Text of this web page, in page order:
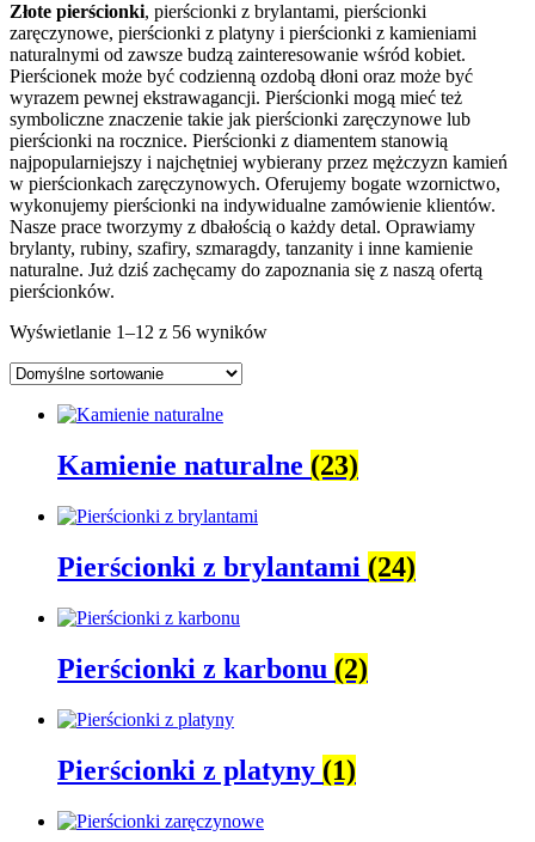
Złote pierścionki, pierścionki z brylantami, pierścionki
zaręczynowe, pierścionki z platyny i pierścionki z kamieniami
naturalnymi od zawsze budzą zainteresowanie wśród kobiet.
Pierścionek może być codzienną ozdobą dłoni oraz może być
wyrazem pewnej ekstrawagancji. Pierścionki mogą mieć też
symboliczne znaczenie takie jak pierścionki zaręczynowe lub
pierścionki na rocznice. Pierścionki z diamentem stanowią
najpopularniejszy i najchętniej wybierany przez mężczyzn kamień
w pierścionkach zaręczynowych. Oferujemy bogate wzornictwo,
wykonujemy pierścionki na indywidualne zamówienie klientów.
Nasze prace tworzymy z dbałością o każdy detal. Oprawiamy
brylanty, rubiny, szafiry, szmaragdy, tanzanity i inne kamienie
naturalne. Już dziś zachęcamy do zapoznania się z naszą ofertą
pierścionków.
Wyświetlanie 1–12 z 56 wyników
Kamienie naturalne (23)
Pierścionki z brylantami (24)
Pierścionki z karbonu (2)
Pierścionki z platyny (1)